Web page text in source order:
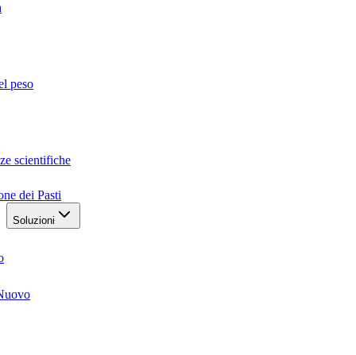
peso
scientifiche
dei Pasti
Soluzioni